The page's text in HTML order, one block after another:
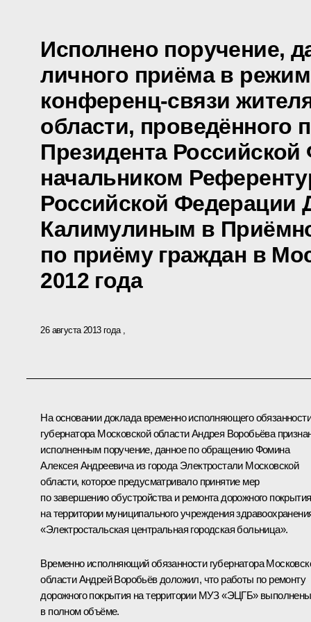
Исполнено поручение,
личного приёма в
конференц-связи
области, проведённого
Президента
начальником
Российской Федерации
Калимулиным в
по приёму граждан в
2012 года
26 августа 2013 года
На основании доклада временно исполняющего обязанности
губернатора Московской области Андрея Воробьёва
исполненным поручение, данное по обращению Фомина
Алексея Андреевича из города Электростали Московской
области, которое предусматривало принятие мер
по завершению обустройства и ремонта дорожного покрытия
на территории муниципального учреждения
«Электростальская центральная городская больница».
Временно исполняющий обязанности губернатора
области Андрей Воробьёв доложил, что работы по ремонту
дорожного покрытия на территории МУЗ «ЭЦГБ» выполнены
в полном объёме.